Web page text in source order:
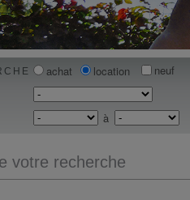
achat location
neuf
à
votre recherche